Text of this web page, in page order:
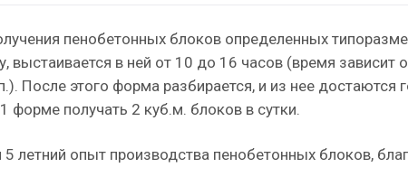
пенобетонных блоков определенных
выстаивается в ней от 10 до 16 часов (время зависит
После этого форма разбирается, и из нее достаются
форме получать 2 куб.м. блоков в сутки.
летний опыт производства пенобетонных блоков,